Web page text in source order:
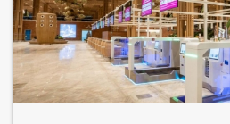
的服務。
深入瞭解 取得聯絡
深入瞭解 取得聯絡
速收益成長。
深入瞭解 取得聯絡
深入瞭解 取得聯絡
深入瞭解 取得聯絡